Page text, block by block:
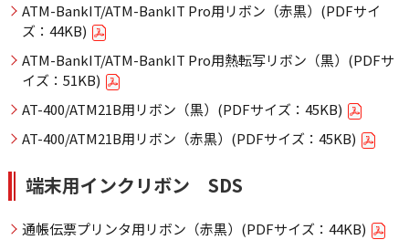
ATM-BankIT/ATM-BankIT Pro用リボン（赤黒）(PDFサイ
ズ：44KB)
ATM-BankIT/ATM-BankIT Pro用熱転写リボン（黒）(PDFサ
イズ：51KB)
AT-400/ATM21B用リボン（黒）(PDFサイズ：45KB)
AT-400/ATM21B用リボン（赤黒）(PDFサイズ：45KB)
端末用インクリボン SDS
通帳伝票プリンタ用リボン（赤黒）(PDFサイズ：44KB)